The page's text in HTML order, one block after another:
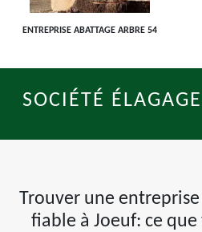
ENTREPRISE ABATTAGE ARBRE 54
SOCIÉTÉ
Trouver une
fiable à Joeuf: ce